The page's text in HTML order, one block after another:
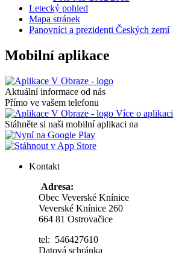
Letecký pohled
Mapa stránek
Panovníci a prezidenti Českých zemí
Mobilní aplikace
Aktuální informace od nás
Přímo ve vašem telefonu
Více o aplikaci
Stáhněte si naši mobilní aplikaci na
Kontakt
Adresa:
Obec Veverské Knínice
Veverské Knínice 260
664 81 Ostrovačice
tel: 546427610
Datová schránka